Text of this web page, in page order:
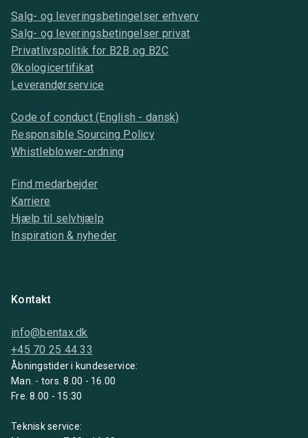
Salg- og leveringsbetingelser erhverv
Salg- og leveringsbetingelser privat
Privatlivspolitik for B2B og B2C
Økologicertifikat
Leverandørservice
Code of conduct (English - dansk)
Responsible Sourcing Policy
Whistleblower-ordning
Find medarbejder
Karriere
Hjælp til selvhjælp
Inspiration & nyheder
Kontakt
info@bentax.dk
+45 70 25 44 33
Åbningstider i kundeservice:
Man. - tors. 8.00 - 16.00
Fre. 8.00 - 15:30
Teknisk service: